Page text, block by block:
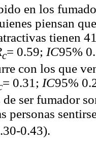
en los
piensan
tienen
c= 0.59; IC95%
con los que
= 0.31; IC95%
ser fumador
personas
0.43).